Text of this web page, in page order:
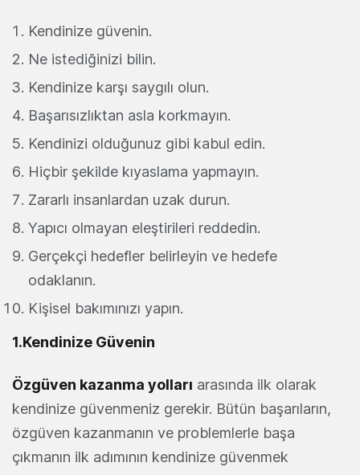
Kendinize güvenin.
Ne istediğinizi bilin.
Kendinize karşı saygılı olun.
Başarısızlıktan asla korkmayın.
Kendinizi olduğunuz gibi kabul edin.
Hiçbir şekilde kıyaslama yapmayın.
Zararlı insanlardan uzak durun.
Yapıcı olmayan eleştirileri reddedin.
Gerçekçi hedefler belirleyin ve hedefe
odaklanın.
Kişisel bakımınızı yapın.
1.Kendinize Güvenin
Özgüven kazanma yolları arasında ilk olarak
kendinize güvenmeniz gerekir. Bütün başarıların,
özgüven kazanmanın ve problemlerle başa
çıkmanın ilk adımının kendinize güvenmek